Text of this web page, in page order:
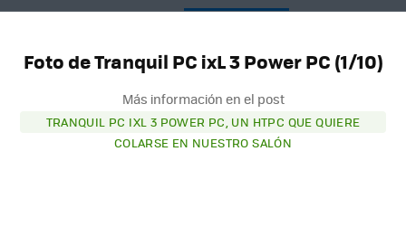
Foto de Tranquil PC ixL 3 Power PC (1/10)
Más información en el post
TRANQUIL PC IXL 3 POWER PC, UN HTPC QUE QUIERE
COLARSE EN NUESTRO SALÓN